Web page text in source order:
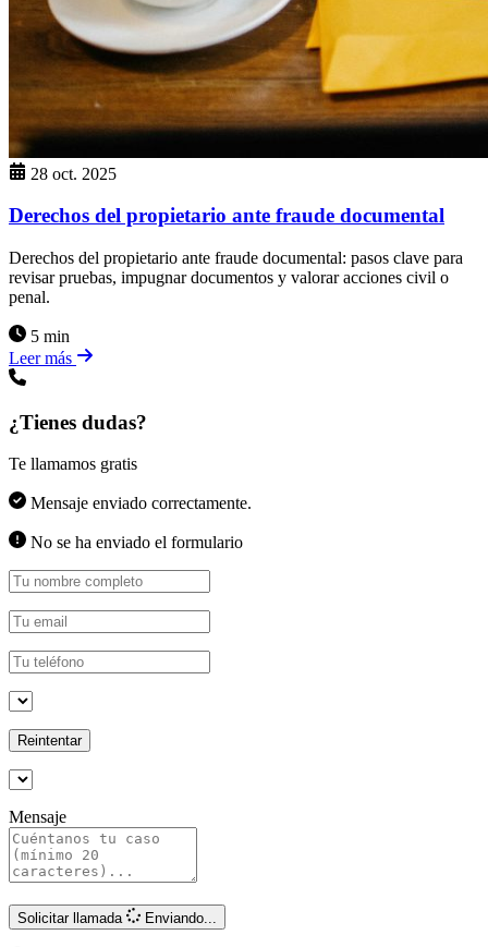
28 oct. 2025
Derechos del propietario ante fraude documental
Derechos del propietario ante fraude documental: pasos clave para
revisar pruebas, impugnar documentos y valorar acciones civil o
penal.
5 min
Leer más
¿Tienes dudas?
Te llamamos gratis
Mensaje enviado correctamente.
No se ha enviado el formulario
Reintentar
Mensaje
Solicitar llamada Enviando...